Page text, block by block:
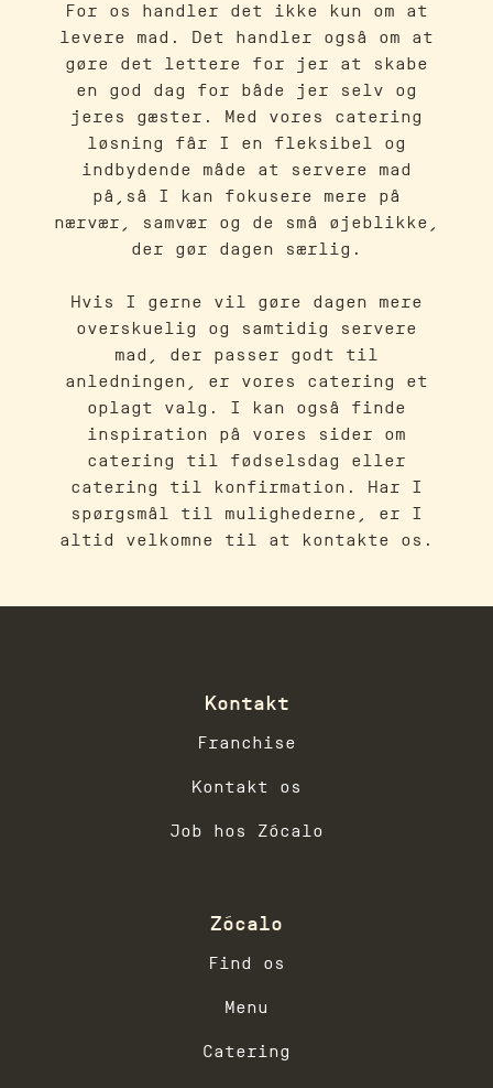
For os handler det ikke kun om at
levere mad. Det handler også om at
gøre det lettere for jer at skabe
en god dag for både jer selv og
jeres gæster. Med vores catering
løsning får I en fleksibel og
indbydende måde at servere mad
på,så I kan fokusere mere på
nærvær, samvær og de små øjeblikke,
der gør dagen særlig.
Hvis I gerne vil gøre dagen mere
overskuelig og samtidig servere
mad, der passer godt til
anledningen, er vores catering et
oplagt valg. I kan også finde
inspiration på vores sider om
catering til fødselsdag
eller
catering til konfirmation . Har I
spørgsmål til mulighederne, er I
altid velkomne til at
kontakte os .
Kontakt
Franchise
Kontakt os
Job hos Zócalo
Zócalo
Find os
Menu
Catering